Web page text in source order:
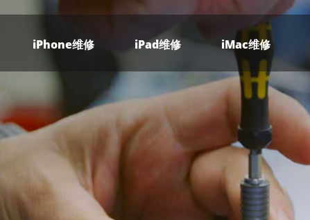
iPhone维修 iPad维修 iMac维修